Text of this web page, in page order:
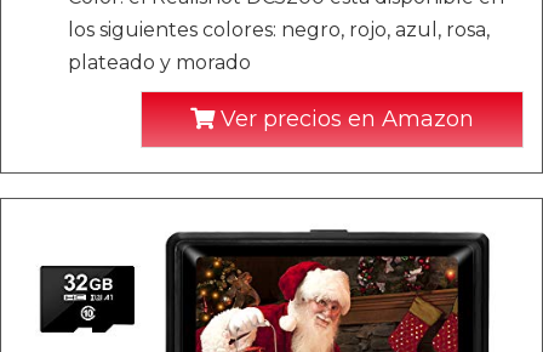
los siguientes colores: negro, rojo, azul, rosa,
plateado y morado
Ver precios en Amazon